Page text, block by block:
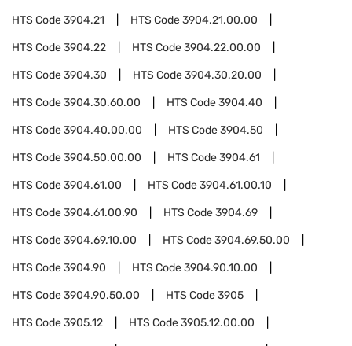
HTS Code3904.21 HTS Code3904.21.00.00
HTS Code3904.22 HTS Code3904.22.00.00
HTS Code3904.30 HTS Code3904.30.20.00
HTS Code3904.30.60.00 HTS Code3904.40
HTS Code3904.40.00.00 HTS Code3904.50
HTS Code3904.50.00.00 HTS Code3904.61
HTS Code3904.61.00 HTS Code3904.61.00.10
HTS Code3904.61.00.90 HTS Code3904.69
HTS Code3904.69.10.00 HTS Code3904.69.50.00
HTS Code3904.90 HTS Code3904.90.10.00
HTS Code3904.90.50.00 HTS Code3905
HTS Code3905.12 HTS Code3905.12.00.00